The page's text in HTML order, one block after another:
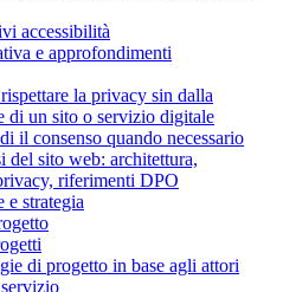
accessibilità
e approfondimenti
la privacy sin dalla
di un sito o servizio digitale
il consenso quando necessario
del sito web: architettura,
riferimenti DPO
e strategia
di progetto in base agli attori